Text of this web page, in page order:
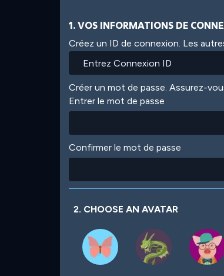
1. VOS INFORMATIONS DE
Créez un ID de connexion. Les
Créer un mot de passe. Assurez-
Entrer le mot de passe
Confirmer le mot de passe
2. CHOOSE AN AVATAR